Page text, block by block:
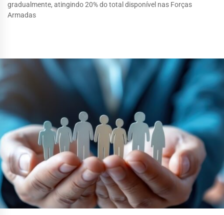
gradualmente, atingindo 20% do total disponível nas Forças
Armadas